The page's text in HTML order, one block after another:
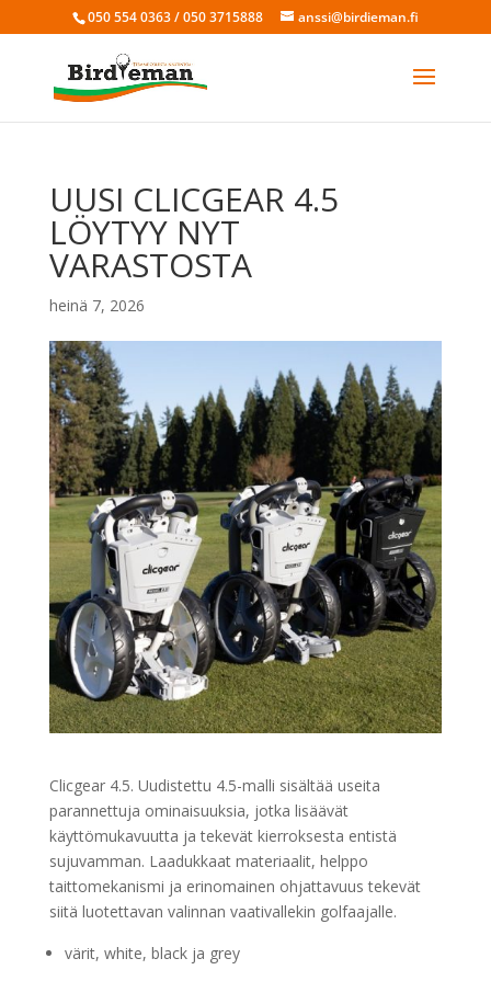
050 554 0363 / 050 3715888 anssi@birdieman.fi
UUSI CLICGEAR 4.5
LÖYTYY NYT
VARASTOSTA
heinä 7, 2026
Clicgear 4.5. Uudistettu 4.5-malli sisältää useita
parannettuja ominaisuuksia, jotka lisäävät
käyttömukavuutta ja tekevät kierroksesta entistä
sujuvamman. Laadukkaat materiaalit, helppo
taittomekanismi ja erinomainen ohjattavuus tekevät
siitä luotettavan valinnan vaativallekin golfaajalle.
värit, white, black ja grey